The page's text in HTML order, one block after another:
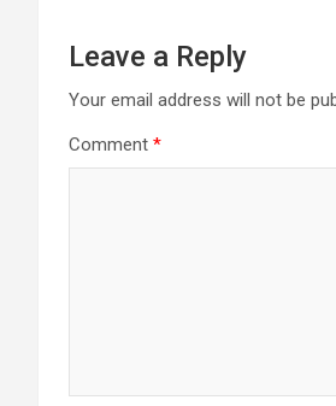
Leave a Reply
Your email address will not be
Comment *